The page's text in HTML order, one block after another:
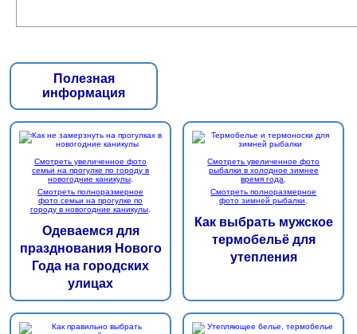
Полезная
информация
Смотреть увеличенное фото
семьи на прогулке по городу в
новогодние каникулы
Смотреть полноразмерное
фото семьи на прогулке по
городу в новогодние каникулы
Одеваемся для
празднования Нового
Года на городских
улицах
Смотреть увеличенное фото
рыбалки в холодное зимнее
время года
Смотреть полноразмерное
фото зимней рыбалки
Как выбрать мужское
термобельё для
утепления